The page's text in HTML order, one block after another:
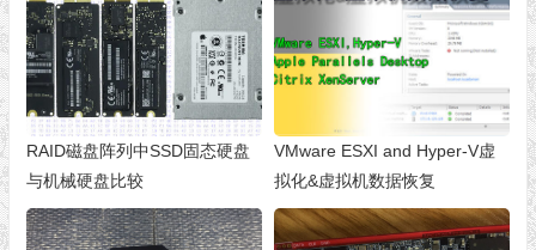
RAID磁盘阵列中SSD固态硬盘
与机械硬盘比较
VMware ESXI and Hyper-V虚
拟化&虚拟机数据恢复